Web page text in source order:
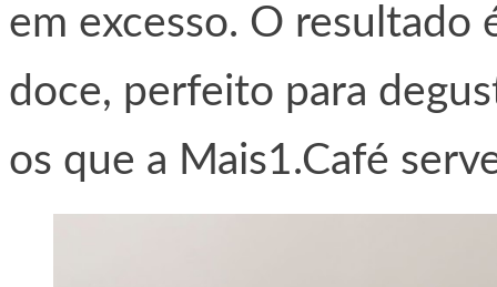
em excesso. O resultado
doce, perfeito para
os que a Mais1.Café